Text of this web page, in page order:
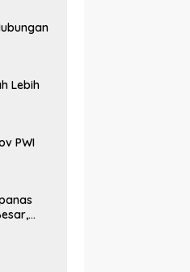
Lebih
PWI